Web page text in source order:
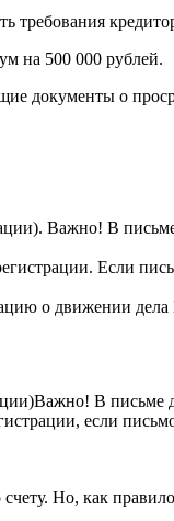
требования
на 500 000 рублей.
документы о
Важно! В
Если
о движении дела
В письме
если
Но, как